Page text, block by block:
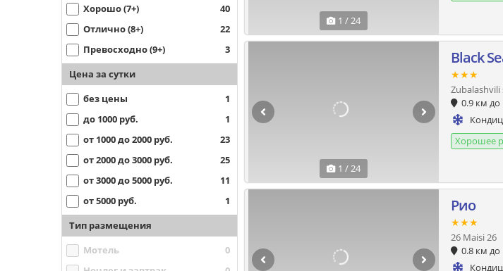
Хорошо (7+)
40
Отлично (8+)
22
Превосходно (9+)
3
Цена за сутки
без цены
1
до 1000 руб.
1
от 1000 до 2000 руб.
23
от 2000 до 3000 руб.
25
от 3000 до 5000 руб.
11
от 5000 руб.
1
Тип размещения
Мотель
0
1 / 24
1 / 24
Black
★★★
Zubalashvili
0.9 км до
Хорошее
Рио
★★★
26 Maisi 26
0.8 км до